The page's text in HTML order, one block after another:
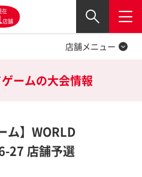
在
店舗 閉じる
店舗メニュー
ームの大会情報
ム】WORLD
27 店舗予選